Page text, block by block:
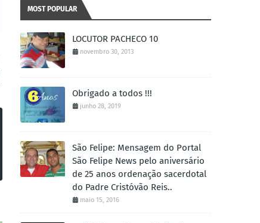
MOST POPULAR
LOCUTOR PACHECO 10
novembro 30, 2013
Obrigado a todos !!!
junho 28, 2019
São Felipe: Mensagem do Portal
São Felipe News pelo aniversário
de 25 anos ordenação sacerdotal
do Padre Cristóvão Reis..
maio 15, 2016